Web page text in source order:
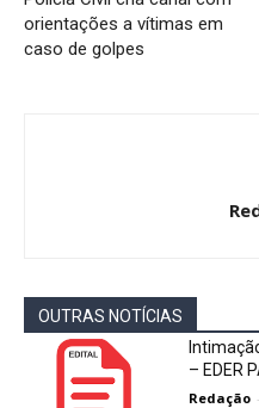
orientações a vítimas em
caso de golpes
OUTRAS NOTÍCIAS
– EDER
Redação -